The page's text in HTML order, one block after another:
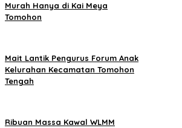
Murah Hanya di Kai Meya
Tomohon
Mait Lantik Pengurus Forum Anak
Kelurahan Kecamatan Tomohon
Tengah
Ribuan Massa Kawal WLMM